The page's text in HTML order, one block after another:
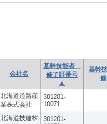
会社名
基幹技能者
修了証番号
▲
基幹
北海道道路産
業株式会社
301201-
10071
北海道技建株
301201-